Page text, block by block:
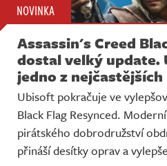
NOVINKA
Assassin's Creed
dostal velký update.
jedno z
Ubisoft pokračuje ve
Black Flag Resynced.
pirátského dobrodružství
přináší desítky oprav a